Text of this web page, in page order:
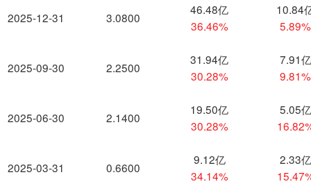
2025-12-31
2025-09-30
2025-06-30
2025-03-31
3.0800
46.48亿
36.46%
10.84
5.89%
2.2500
31.94亿
30.28%
7.91亿
9.81%
2.1400
19.50亿
30.28%
5.05亿
0.6600
9.12亿
34.14%
2.33亿